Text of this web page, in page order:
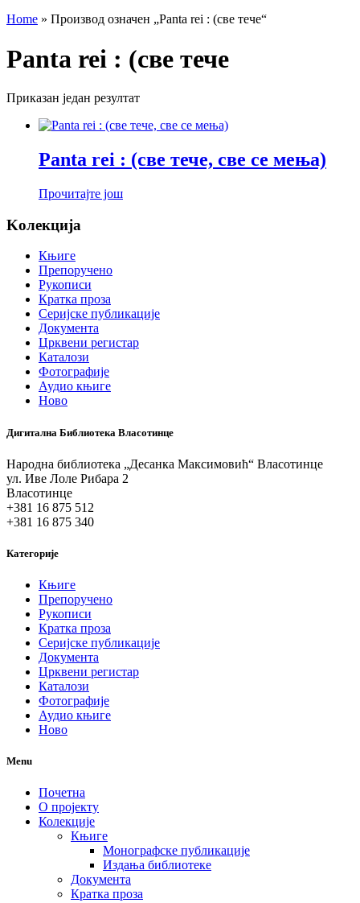
Home » Производ oзначен „Panta rei : (све тече“
Panta rei : (све тече
Приказан један резултат
Panta rei : (све тече, све се мења)
Прочитајте још
Koлекција
Књиге
Препоручено
Рукописи
Кратка проза
Серијске публикације
Документа
Црквени регистар
Каталози
Фотографије
Аудио књиге
Ново
Дигитална Библиотека Власотинце
Народна библиотека „Десанка Максимовић“ Власотинце
ул. Иве Лоле Рибара 2
Власотинце
+381 16 875 512
+381 16 875 340
Категорије
Књиге
Препоручено
Рукописи
Кратка проза
Серијске публикације
Документа
Црквени регистар
Каталози
Фотографије
Аудио књиге
Ново
Menu
Почетна
О пројекту
Колекције
Књиге
Монографске публикације
Издања библиотеке
Документа
Кратка проза